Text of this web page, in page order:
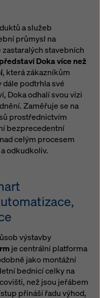
a služeb
průmysl na
stavebních
Doka více než
, která zákazníkům
podtrhla své
Doka odhalí svou vizi
Zaměřuje se na
prostřednictvím
bezprecedentní
celým procesem
odkudkoliv.
výstavby
je centrální platforma
jako montážní
bednicí celky na
než jsou jeřábem
přináší řadu výhod,